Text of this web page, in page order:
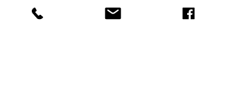
Pristatymo dienos